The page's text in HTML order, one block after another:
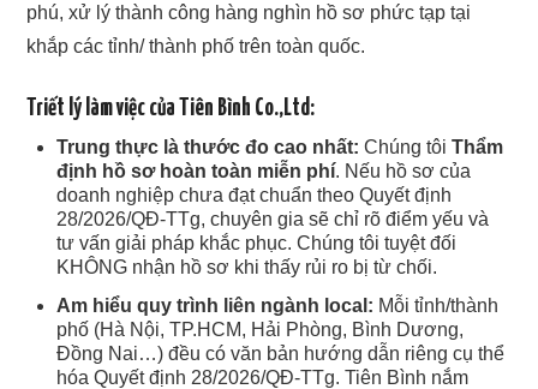
phú, xử lý thành công hàng nghìn hồ sơ phức tạp tại
khắp các tỉnh/ thành phố trên toàn quốc.
Triết lý làm việc của Tiên Bình Co.,Ltd:
Trung thực là thước đo cao nhất: Chúng tôi Thẩm
định hồ sơ hoàn toàn miễn phí. Nếu hồ sơ của
doanh nghiệp chưa đạt chuẩn theo Quyết định
28/2026/QĐ-TTg, chuyên gia sẽ chỉ rõ điểm yếu và
tư vấn giải pháp khắc phục. Chúng tôi tuyệt đối
KHÔNG nhận hồ sơ khi thấy rủi ro bị từ chối.
Am hiểu quy trình liên ngành local: Mỗi tỉnh/thành
phố (Hà Nội, TP.HCM, Hải Phòng, Bình Dương,
Đồng Nai…) đều có văn bản hướng dẫn riêng cụ thể
hóa Quyết định 28/2026/QĐ-TTg. Tiên Bình nắm